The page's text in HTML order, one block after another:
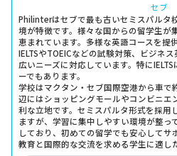
セブ
Philinterはセブで最も古いセミスパルタ
境が特徴です。様々な国からの留学生が
恵まれています。多様な英語コースを提
IELTSやTOEICなどの試験対策、ビジネ
広いニーズに対応しています。特に
ーでもあります。
学校はマクタン・セブ国際空港から車で
辺にはショッピングモールやコンビニエ
利な立地です。セミスパルタ形式を採用
ますが、学習に集中しやすい環境が整っ
しており、初めての留学でも安心してサ
教育と国際的な交流を求める学生に適し